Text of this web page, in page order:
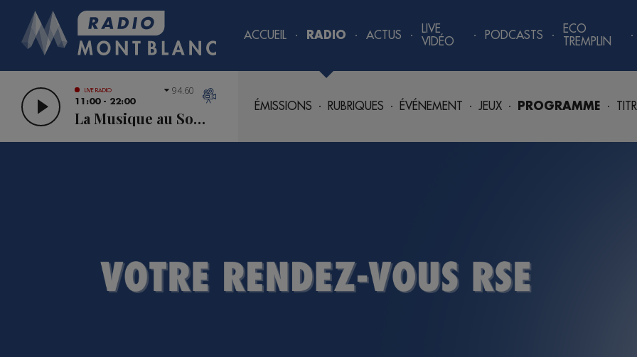
ACCUEIL RADIO
ÉMISSIONS RUBRIQUES ÉVÉNEMENT JEUX PROGRAMME
ACTUS
LIVE
VIDÉO
PODCASTS
ECO
TREMPLIN
LIVE RADIO
11:00 - 22:00
La Musique au Sommet
94.60